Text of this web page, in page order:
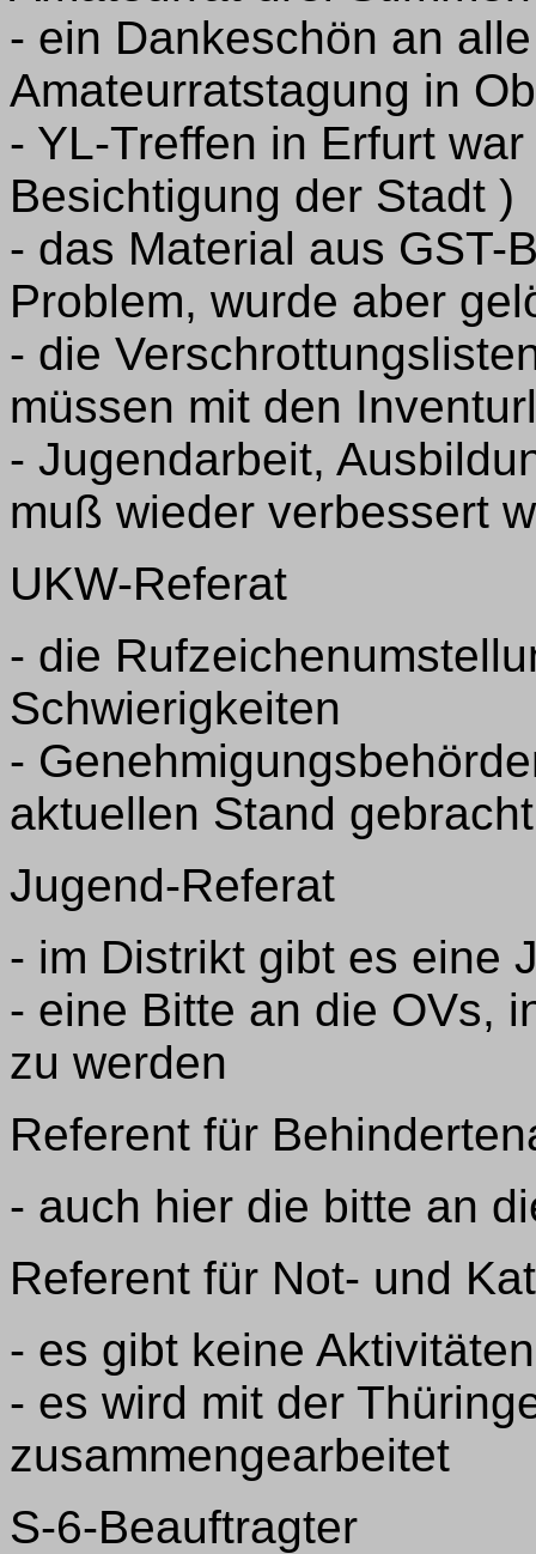
- ein Dankeschön an
Amateurratstagung in
- YL-Treffen in Erfurt
Besichtigung der Stadt )
- das Material aus GST-
Problem, wurde aber
- die
müssen mit den
- Jugendarbeit,
muß wieder verbessert
UKW-Referat
- die
Schwierigkeiten
-
aktuellen Stand
Jugend-Referat
- im Distrikt gibt es eine
- eine Bitte an die OVs,
zu werden
Referent für
- auch hier die bitte an
Referent für Not- und
- es gibt keine
- es wird mit der
zusammengearbeitet
S-6-Beauftragter